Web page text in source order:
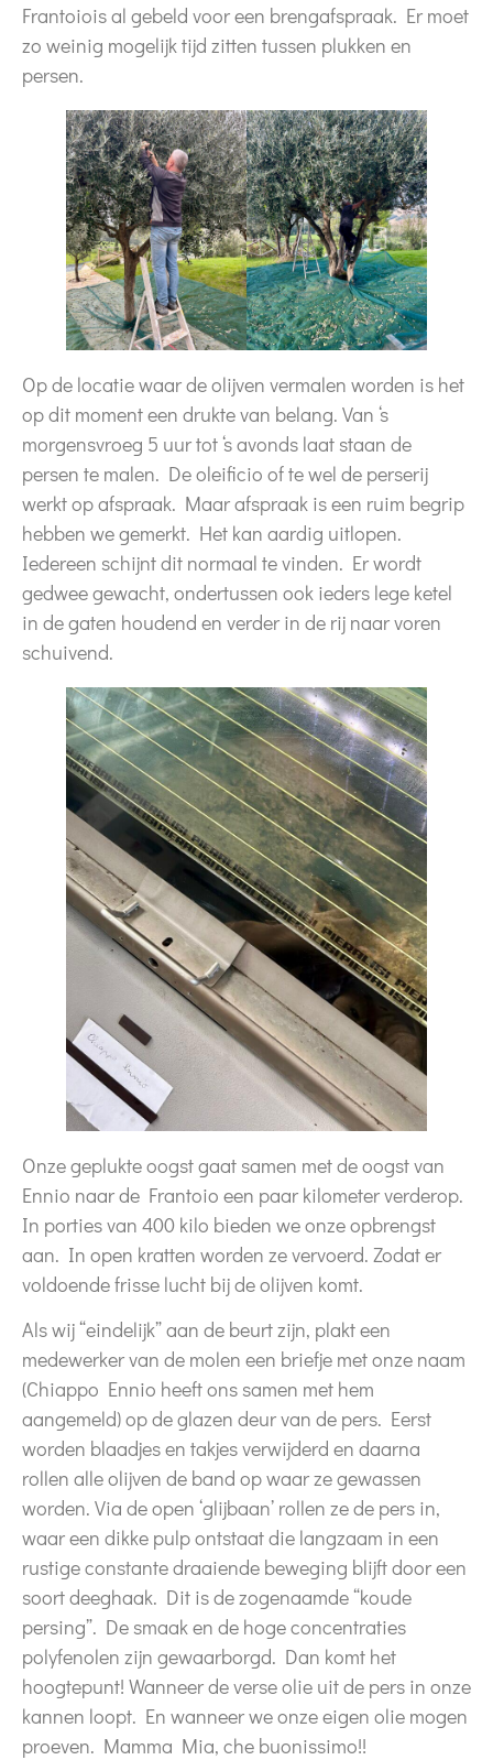
Frantoiois al gebeld voor een brengafspraak. Er moet
zo weinig mogelijk tijd zitten tussen plukken en
persen.
Op de locatie waar de olijven vermalen worden is het
op dit moment een drukte van belang. Van ‘s
morgensvroeg 5 uur tot ‘s avonds laat staan de
persen te malen. De oleificio of te wel de perserij
werkt op afspraak. Maar afspraak is een ruim begrip
hebben we gemerkt. Het kan aardig uitlopen.
Iedereen schijnt dit normaal te vinden. Er wordt
gedwee gewacht, ondertussen ook ieders lege ketel
in de gaten houdend en verder in de rij naar voren
schuivend.
Onze geplukte oogst gaat samen met de oogst van
Ennio naar de Frantoio een paar kilometer verderop.
In porties van 400 kilo bieden we onze opbrengst
aan. In open kratten worden ze vervoerd. Zodat er
voldoende frisse lucht bij de olijven komt.
Als wij “eindelijk” aan de beurt zijn, plakt een
medewerker van de molen een briefje met onze naam
(Chiappo Ennio heeft ons samen met hem
aangemeld) op de glazen deur van de pers. Eerst
worden blaadjes en takjes verwijderd en daarna
rollen alle olijven de band op waar ze gewassen
worden. Via de open ‘glijbaan’ rollen ze de pers in,
waar een dikke pulp ontstaat die langzaam in een
rustige constante draaiende beweging blijft door een
soort deeghaak. Dit is de zogenaamde “koude
persing”. De smaak en de hoge concentraties
polyfenolen zijn gewaarborgd. Dan komt het
hoogtepunt! Wanneer de verse olie uit de pers in onze
kannen loopt. En wanneer we onze eigen olie mogen
proeven. Mamma Mia, che buonissimo!!